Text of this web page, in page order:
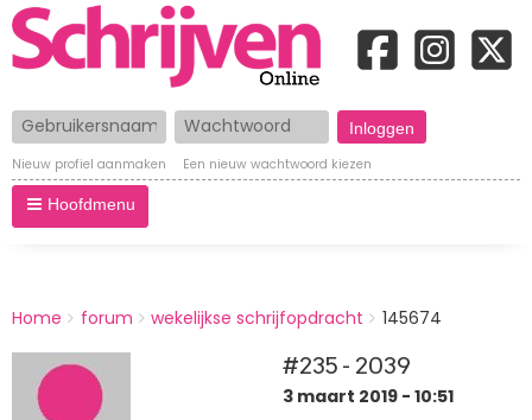
Gebruikersnaam Wachtwoord
Nieuw profiel aanmaken Een nieuw wachtwoord kiezen
Hoofdmenu
BREADCRUMBS
You
here:
Home forum wekelijkse schrijfopdracht 145674
#235 - 2039
3 maart 2019 - 10:51